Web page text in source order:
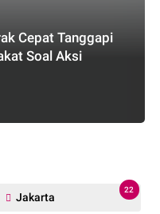
Cepat Tanggapi
Soal Aksi
Jakarta
22